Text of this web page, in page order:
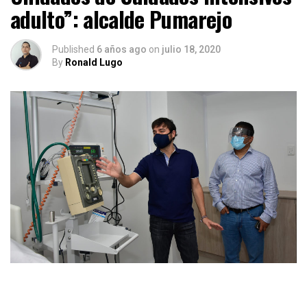
adulto”: alcalde Pumarejo
Published 6 años ago on julio 18, 2020
By Ronald Lugo